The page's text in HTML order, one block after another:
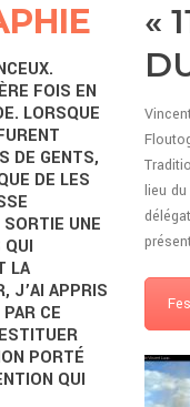
FOIS EN
LORSQUE
DE GENTS,
DE LES
UNE
QUI
LA
J’AI APPRIS
CE
PORTÉ
QUI
«
lieu